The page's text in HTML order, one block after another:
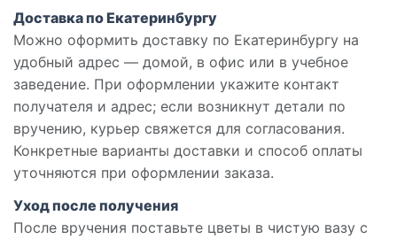
Доставка по Екатеринбургу
Можно оформить доставку по Екатеринбургу на
удобный адрес — домой, в офис или в учебное
заведение. При оформлении укажите контакт
получателя и адрес; если возникнут детали по
вручению, курьер свяжется для согласования.
Конкретные варианты доставки и способ оплаты
уточняются при оформлении заказа.
Уход после получения
После вручения поставьте цветы в чистую вазу с